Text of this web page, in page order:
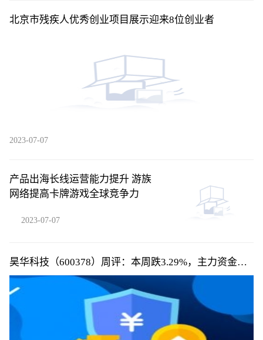
北京市残疾人优秀创业项目展示迎来8位创业者
2023-07-07
产品出海长线运营能力提升 游族
网络提高卡牌游戏全球竞争力
2023-07-07
昊华科技（600378）周评：本周跌3.29%，主力资金合
计净流出1578.27万元